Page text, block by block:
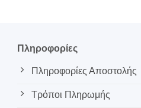
Πληροφορίες
Πληροφορίες Αποστολής
Τρόποι Πληρωμής